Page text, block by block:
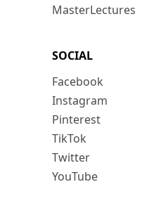
MasterLectures
SOCIAL
Facebook
Instagram
Pinterest
TikTok
Twitter
YouTube